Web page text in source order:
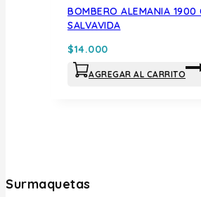
BOMBERO ALEMANIA 1900
SALVAVIDA
$14.000
AGREGAR AL CARRITO
Surmaquetas